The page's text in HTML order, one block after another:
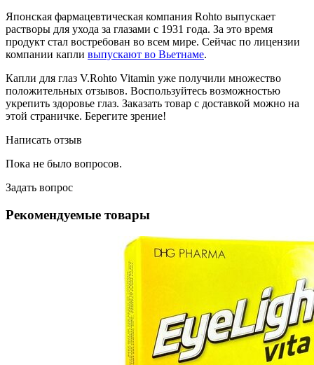
Японская фармацевтическая компания Rohto выпускает
растворы для ухода за глазами с 1931 года. За это время
продукт стал востребован во всем мире. Сейчас по лицензии
компании капли выпускают во Вьетнаме.
Капли для глаз V.Rohto Vitamin уже получили множество
положительных отзывов. Воспользуйтесь возможностью
укрепить здоровье глаз. Заказать товар с доставкой можно на
этой страничке. Берегите зрение!
Написать отзыв
Пока не было вопросов.
Задать вопрос
Рекомендуемые товары